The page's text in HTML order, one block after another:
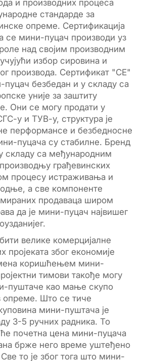
и производних процеса
стандарде за
опреме. Сертификација
се мини-пуцач производи уз
над својим производним
избор сировина и
производа. Сертификат "CE"
пуцач безбедан и у складу са
уније за заштиту
Они се могу продати у
у и ТУВ-у, структура је
перформансе и безбедносне
пуцача су стабилне. Бренд
складу са међународним
грађевинских
процесу истраживања и
а све компоненте
продаваца широм
да је мини-пуцач највишег
велике комерцијалне
пројеката због економије
коришћењем мини-
тимови такође могу
пуштаче као мање скупо
опреме. Што се тиче
мини-пуштача је
3-5 ручних радника. То
почетна цена мини-пуцача
брже него време уштеђено
то је због тога што мини-